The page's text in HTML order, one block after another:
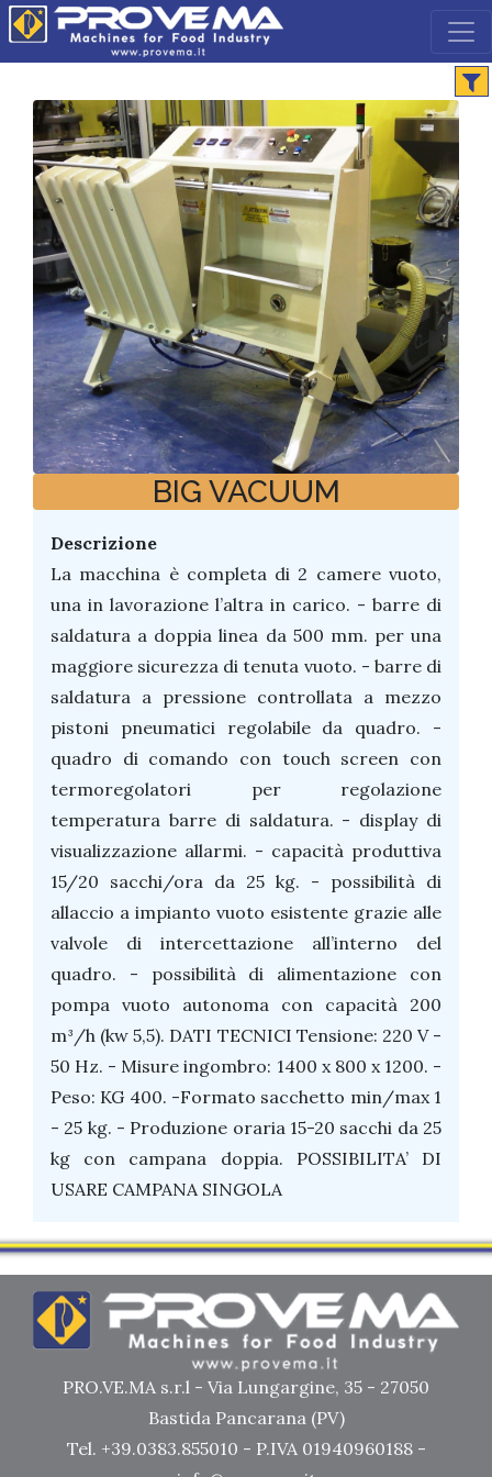
BIG VACUUM
Descrizione
La macchina è completa di 2 camere vuoto,
una in lavorazione l’altra in carico. - barre di
saldatura a doppia linea da 500 mm. per una
maggiore sicurezza di tenuta vuoto. - barre di
saldatura a pressione controllata a mezzo
pistoni pneumatici regolabile da quadro. -
quadro di comando con touch screen con
termoregolatori per regolazione
temperatura barre di saldatura. - display di
visualizzazione allarmi. - capacità produttiva
15/20 sacchi/ora da 25 kg. - possibilità di
allaccio a impianto vuoto esistente grazie alle
valvole di intercettazione all’interno del
quadro. - possibilità di alimentazione con
pompa vuoto autonoma con capacità 200
m³/h (kw 5,5). DATI TECNICI Tensione: 220 V -
50 Hz. - Misure ingombro: 1400 x 800 x 1200. -
Peso: KG 400. -Formato sacchetto min/max 1
- 25 kg. - Produzione oraria 15-20 sacchi da 25
kg con campana doppia. POSSIBILITA’ DI
USARE CAMPANA SINGOLA
PRO.VE.MA s.r.l - Via Lungargine, 35 - 27050
Bastida Pancarana (PV)
Tel. +39.0383.855010 - P.IVA 01940960188 -